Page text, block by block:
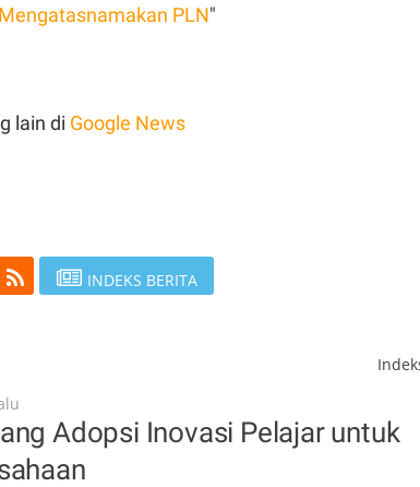
PLN"
lain di Google News
INDEKS BERITA
Adopsi Inovasi Pelajar untuk